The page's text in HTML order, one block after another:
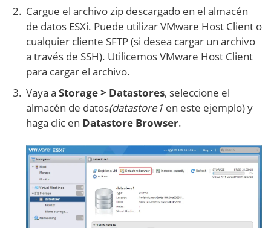
Cargue el archivo zip descargado en el almacén
de datos ESXi. Puede utilizar VMware Host Client o
cualquier cliente SFTP (si desea cargar un archivo
a través de SSH). Utilicemos VMware Host Client
para cargar el archivo.
Vaya a Storage > Datastores, seleccione el
almacén de datos(datastore1 en este ejemplo) y
haga clic en Datastore Browser.